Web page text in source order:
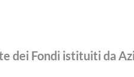
dei Fondi istituiti da